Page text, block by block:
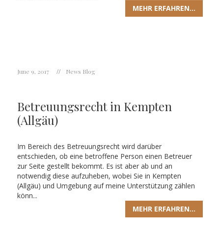
MEHR ERFAHREN...
June 9, 2017 News Blog
Betreuungsrecht in Kempten
(Allgäu)
Im Bereich des Betreuungsrecht wird darüber
entschieden, ob eine betroffene Person einen Betreuer
zur Seite gestellt bekommt. Es ist aber ab und an
notwendig diese aufzuheben, wobei Sie in Kempten
(Allgäu) und Umgebung auf meine Unterstützung zählen
könn...
MEHR ERFAHREN...